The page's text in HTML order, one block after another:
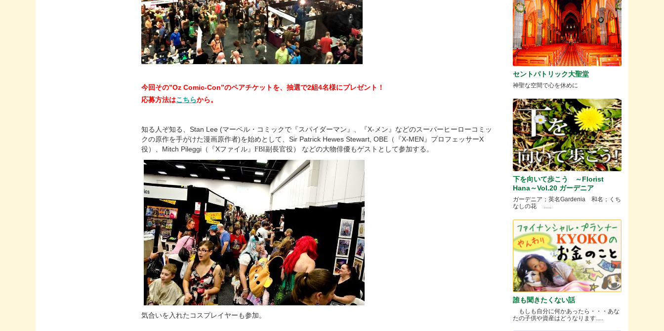
今回その”Oz Comic-Con”のペアチケットを、抽選で2組4名様にプレゼント！
応募方法はこちらから。
知る人ぞ知る、Stan Lee (マーベル・コミックで『スパイダーマン』、『X-メン』などのスーパーヒーローコミッ
クの原作を手がけた漫画原作者)を始めとして、Sir Patrick Hewes Stewart, OBE（『X-MEN』プロフェッサーX
役）、Mitch Pileggi（『Xファイル』FBI副長官役） などの大物俳優もゲストとして参加する。
気合いを入れたコスプレイヤーも参加。
セントパトリック大聖堂
神聖な空間で心を休めに
下を向いて歩こう ～Florist
Hana～Vol.20 ガーデニア
ガーデニア；英名Gardenia 和名；くち
なしの花 .....
誰も聞きたくない話
もしも自分に何かあったら・・・あな
たの子供や資産はどうなります.....